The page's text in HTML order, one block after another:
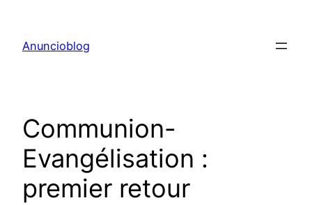
contenu
Anuncioblog
Communion-
Evangélisation :
premier retour